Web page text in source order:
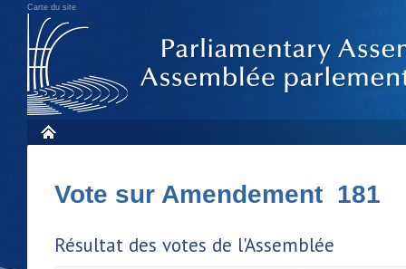
Carte du site
Vote sur Amendement 181
Résultat des votes de l'Assemblée